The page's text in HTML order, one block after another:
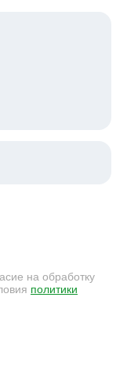
на обработку
политики